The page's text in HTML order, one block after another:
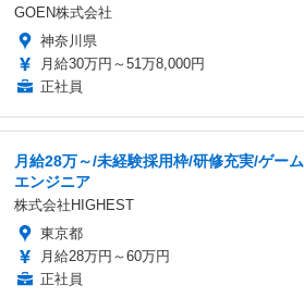
GOEN株式会社
神奈川県
月給30万円～51万8,000円
正社員
月給28万～/未経験採用枠/研修充実/ゲー
エンジニア
株式会社HIGHEST
東京都
月給28万円～60万円
正社員